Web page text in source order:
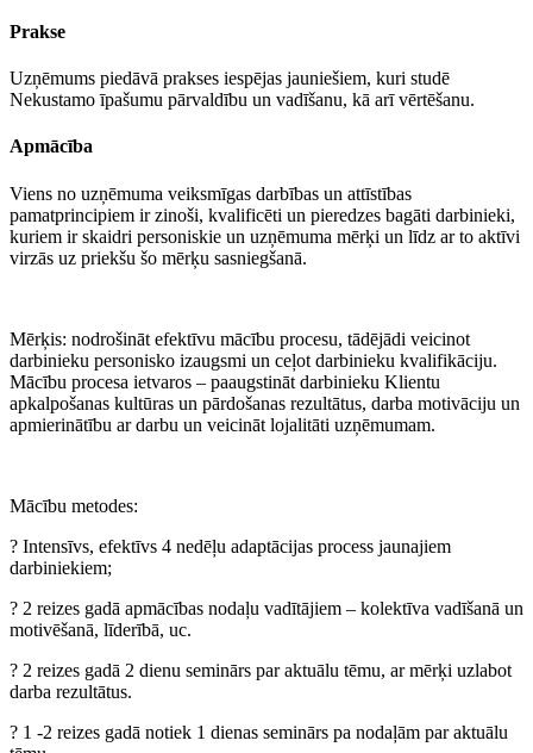
Prakse
Uzņēmums piedāvā prakses iespējas jauniešiem, kuri studē
Nekustamo īpašumu pārvaldību un vadīšanu, kā arī vērtēšanu.
Apmācība
Viens no uzņēmuma veiksmīgas darbības un attīstības
pamatprincipiem ir zinoši, kvalificēti un pieredzes bagāti darbinieki,
kuriem ir skaidri personiskie un uzņēmuma mērķi un līdz ar to aktīvi
virzās uz priekšu šo mērķu sasniegšanā.
Mērķis: nodrošināt efektīvu mācību procesu, tādējādi veicinot
darbinieku personisko izaugsmi un ceļot darbinieku kvalifikāciju.
Mācību procesa ietvaros – paaugstināt darbinieku Klientu
apkalpošanas kultūras un pārdošanas rezultātus, darba motivāciju un
apmierinātību ar darbu un veicināt lojalitāti uzņēmumam.
Mācību metodes:
? Intensīvs, efektīvs 4 nedēļu adaptācijas process jaunajiem
darbiniekiem;
? 2 reizes gadā apmācības nodaļu vadītājiem – kolektīva vadīšanā un
motivēšanā, līderībā, uc.
? 2 reizes gadā 2 dienu seminārs par aktuālu tēmu, ar mērķi uzlabot
darba rezultātus.
? 1 -2 reizes gadā notiek 1 dienas seminārs pa nodaļām par aktuālu